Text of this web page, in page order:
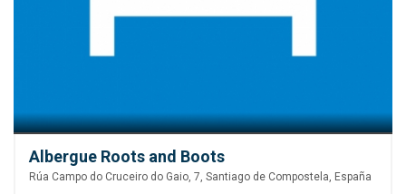
Albergue Roots and Boots
Rúa Campo do Cruceiro do Gaio, 7, Santiago de Compostela, España